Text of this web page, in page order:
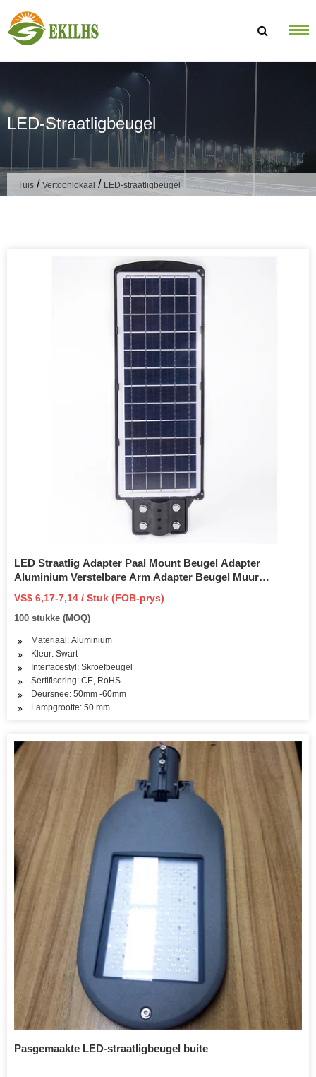
LED-Straatligbeugel
Tuis / Vertoonlokaal / LED-straatligbeugel
LED Straatlig Adapter Paal Mount Beugel Adapter
Aluminium Verstelbare Arm Adapter Beugel Muur
gemonteerde Beugel Kolom en Beugel Arm vir Straatlig
VS$ 6,17-7,14 / Stuk (FOB-prys)
100 stukke (MOQ)
Materiaal: Aluminium
Kleur: Swart
Interfacestyl: Skroefbeugel
Sertifisering: CE, RoHS
Deursnee: 50mm -60mm
Lampgrootte: 50 mm
Pasgemaakte LED-straatligbeugel buite